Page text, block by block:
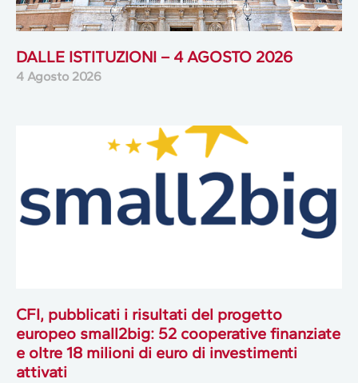
DALLE ISTITUZIONI – 4 AGOSTO 2026
4 Agosto 2026
CFI, pubblicati i risultati del progetto
europeo small2big: 52 cooperative finanziate
e oltre 18 milioni di euro di investimenti
attivati